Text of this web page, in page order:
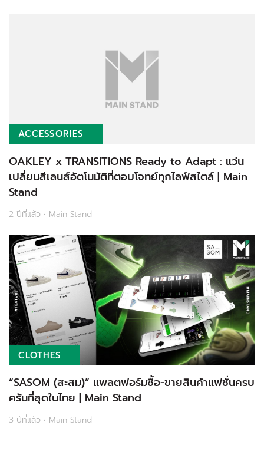
ACCESSORIES
OAKLEY x TRANSITIONS Ready to Adapt : แว่น
เปลี่ยนสีเลนส์อัตโนมัติที่ตอบโจทย์ทุกไลฟ์สไตล์ | Main
Stand
2 ปีที่แล้ว • Main Stand
CLOTHES
“SASOM (สะสม)” แพลตฟอร์มซื้อ-ขายสินค้าแฟชั่นครบ
ครันที่สุดในไทย | Main Stand
3 ปีที่แล้ว • Main Stand